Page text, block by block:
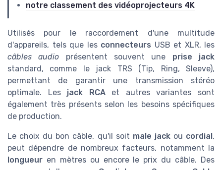
notre classement des vidéoprojecteurs 4K
Utilisés pour le raccordement d'une multitude
d'appareils, tels que les connecteurs USB et XLR, les
câbles audio présentent souvent une prise jack
standard, comme le jack TRS (Tip, Ring, Sleeve),
permettant de garantir une transmission stéréo
optimale. Les jack RCAet autres variantes sont
également très présents selon les besoins spécifiques
de production.
Le choix du bon câble, qu'il soit male jackou cordial,
peut dépendre de nombreux facteurs, notamment la
longueur en mètres ou encore le prix du câble. Des